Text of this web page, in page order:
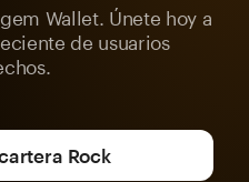
Wallet. Únete hoy a
de usuarios
Rock